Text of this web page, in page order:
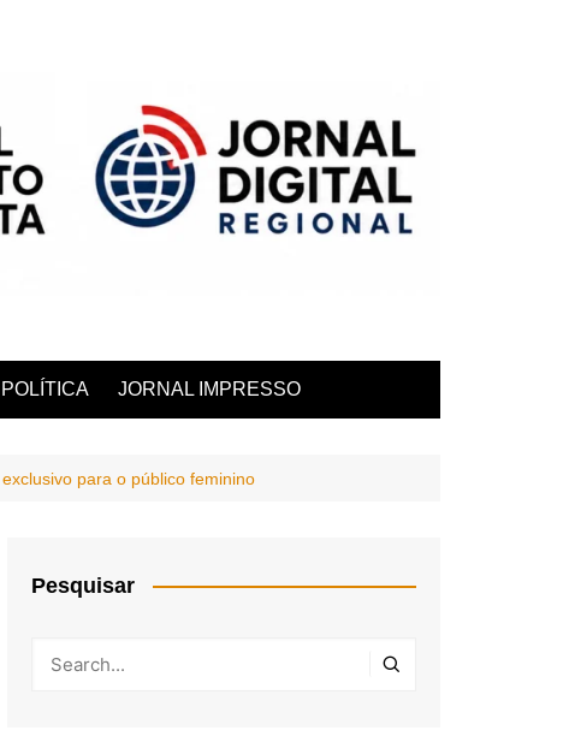
POLÍTICA JORNAL IMPRESSO
para o público feminino
Pesquisar